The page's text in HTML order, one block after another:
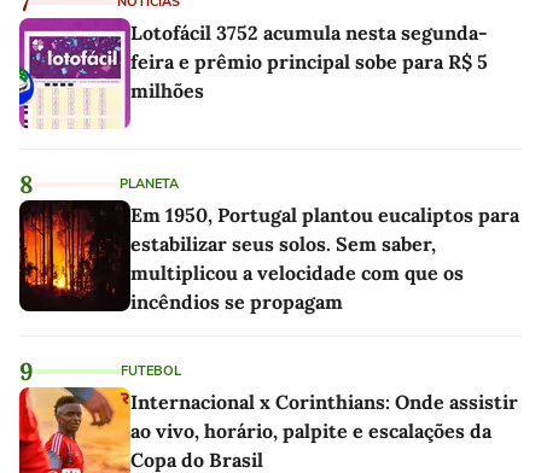
Lotofácil 3752 acumula nesta segunda-
feira e prêmio principal sobe para R$ 5
milhões
8 PLANETA
Em 1950, Portugal plantou eucaliptos para
estabilizar seus solos. Sem saber,
multiplicou a velocidade com que os
incêndios se propagam
9 FUTEBOL
Internacional x Corinthians: Onde assistir
ao vivo, horário, palpite e escalações da
Copa do Brasil